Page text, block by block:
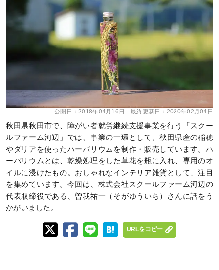
公開日：2018年04月16日 最終更新日： 2020年02月04日
秋田県秋田市で、障がい者就労継続支援事業を行う「スクー
ルファーム河辺」では、事業の一環として、秋田県産の稲穂
やダリアを使ったハーバリウムを制作・販売しています。ハ
ーバリウムとは、乾燥処理をした草花を瓶に入れ、専用のオ
イルに浸けたもの。おしゃれなインテリア雑貨として、注目
を集めています。今回は、株式会社スクールファーム河辺の
代表取締役である、曽我祐一（そがゆういち）さんに話をう
かがいました。
URLをコピー